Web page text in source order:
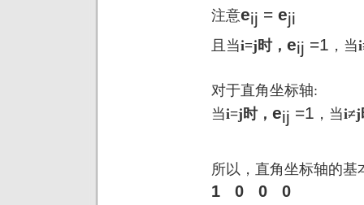
注意eij = eji
且当i=j 时， eij =1 ，当i
对于直角坐标轴:
当i=j时， eij =1 ，当i≠j
所以，直角坐标轴的基
1 0 0
0